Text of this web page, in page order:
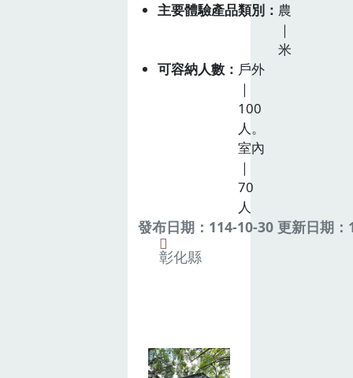
主要體驗產品類別
農
｜
米
可容納人數
戶外
｜
100
人。
室內
｜
70
人
發布日期：114-10-30 更新日期
彰化縣